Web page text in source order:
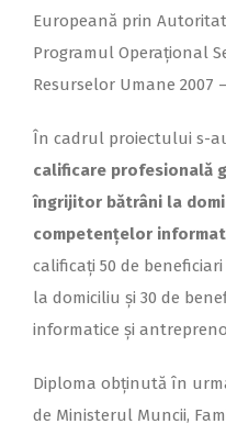
Europeană prin
Programul Operațional
Resurselor Umane 2007
În cadrul proiectului s-
calificare profesională
îngrijitor bătrâni la
competențelor
calificați 50 de
la domiciliu și 30 de
informatice și
Diploma obținută în
de Ministerul Muncii,